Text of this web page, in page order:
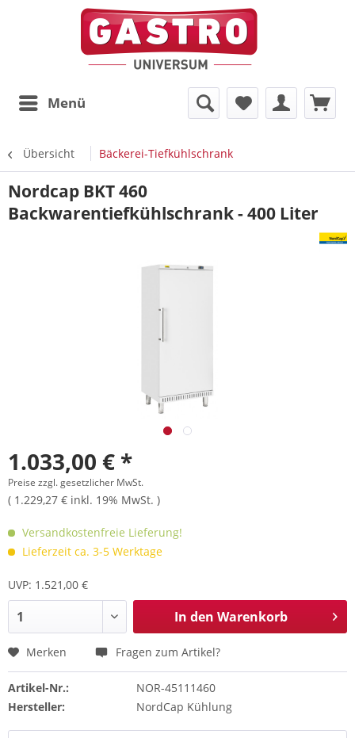
Menü
Übersicht Bäckerei-Tiefkühlschrank
Nordcap BKT 460
Backwarentiefkühlschrank - 400 Liter
1.033,00 € *
Preise zzgl. gesetzlicher MwSt.
( 1.229,27 € inkl. 19% MwSt. )
Versandkostenfreie Lieferung!
Lieferzeit ca. 3-5 Werktage
UVP: 1.521,00 €
In den Warenkorb
Merken Fragen zum Artikel?
Artikel-Nr.:
NOR-45111460
Hersteller:
NordCap Kühlung